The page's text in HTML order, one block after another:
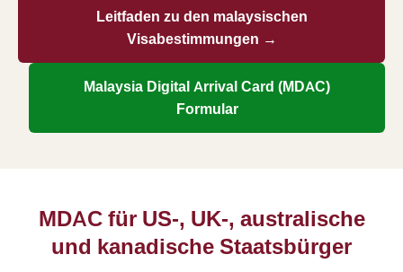
Leitfaden zu den malaysischen
Visabestimmungen →
Malaysia Digital Arrival Card (MDAC)
Formular
MDAC für US-, UK-, australische
und kanadische Staatsbürger